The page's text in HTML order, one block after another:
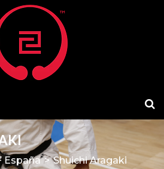
España > Shuichi Aragaki